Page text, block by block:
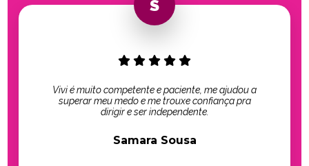
Vivi é muito competente e paciente, me ajudou a
superar meu medo e me trouxe confiança pra
dirigir e ser independente.
Samara Sousa